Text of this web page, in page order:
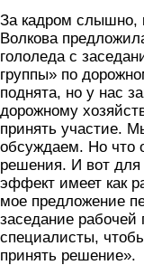
За кадром слышно,
Волкова
гололеда с
группы» по
поднята, но у нас
дорожному
принять участие.
обсуждаем. Но что
решения. И вот
эффект имеет как
мое предложение
заседание
специалисты,
принять решение».